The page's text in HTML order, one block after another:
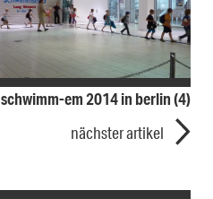
schwimm-em 2014 in berlin (4)
nächster artikel